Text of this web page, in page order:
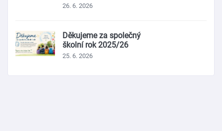
26. 6. 2026
Děkujeme za společný
školní rok 2025/26
25. 6. 2026